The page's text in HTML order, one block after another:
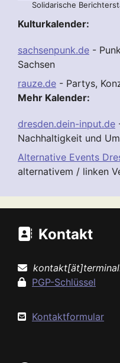
Solidarische
Kulturkalender:
sachsenpunk.de -
Sachsen
rauze.de - Partys,
Mehr Kalender:
dresden.dein-input.de
Nachhaltigkeit und
Alternative Events
alternativem / linken
Kontakt
PGP-Schlüssel
Kontaktformular